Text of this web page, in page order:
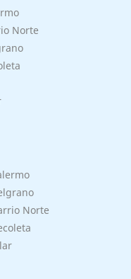
Norte
Norte